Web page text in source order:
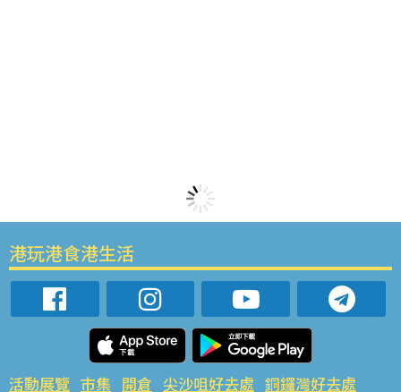
港玩港食港生活
活動展覽 市集 開倉 尖沙咀好去處 銅鑼灣好去處